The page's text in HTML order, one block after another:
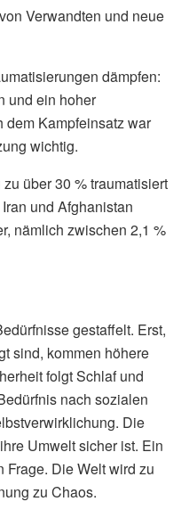
Verwandten und neue
dämpfen:
und ein hoher
dem Kampfeinsatz war
wichtig.
über 30 % traumatisiert
und Afghanistan
nämlich zwischen 2,1 %
gestaffelt. Erst,
sind, kommen höhere
folgt Schlaf und
nach sozialen
Die
Umwelt sicher ist. Ein
Frage. Die Welt wird zu
zu Chaos.